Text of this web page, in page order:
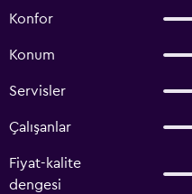
Konfor
Konum
Servisler
Çalışanlar
Fiyat-kalite
dengesi